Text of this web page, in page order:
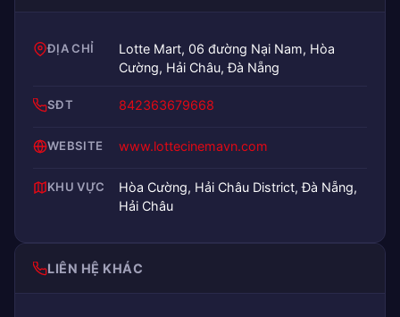
ĐỊA CHỈ
Lotte Mart, 06 đường Nại Nam, Hòa
Cường, Hải Châu, Đà Nẵng
SĐT 842363679668
WEBSITE www.lottecinemavn.com
KHU VỰC
Hòa Cường, Hải Châu District, Đà Nẵng,
Hải Châu
LIÊN HỆ KHÁC